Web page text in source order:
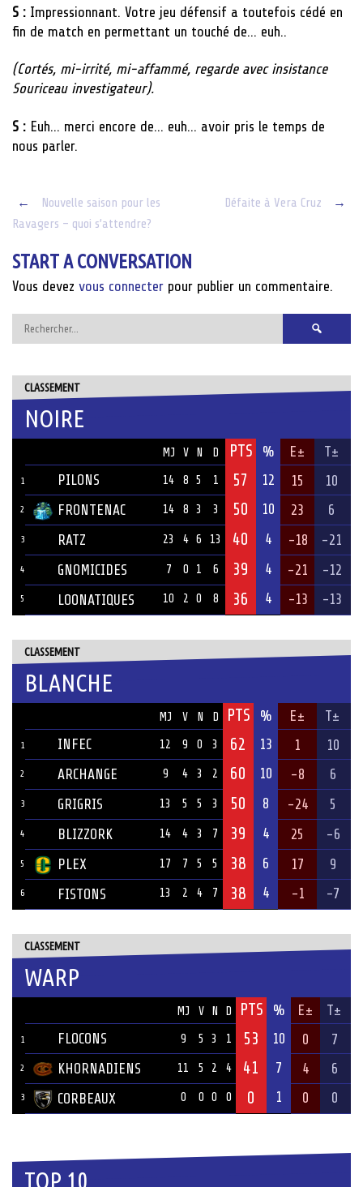
S : Impressionnant. Votre jeu défensif a toutefois cédé en
fin de match en permettant un touché de… euh..
(Cortés, mi-irrité, mi-affammé, regarde avec insistance
Souriceau investigateur).
S : Euh… merci encore de… euh… avoir pris le temps de
nous parler.
Post
←
Nouvelle saison pour les
Ravagers – quoi s’attendre?
Défaite à Vera Cruz →
START A CONVERSATION
Vous devez vous connecter pour publier un commentaire.
Rechercher :
CLASSEMENT
NOIRE
MJ V N D PTS % E± T±
1 PILONS 14 8 5 1 57 12 15 10
2 FRONTENAC 14 8 3 3 50 10 23 6
3 RATZ 23 4 6 13 40 4 -18 -21
4 GNOMICIDES 7 0 1 6 39 4 -21 -12
5 LOONATIQUES 10 2 0 8 36 4 -13 -13
CLASSEMENT
BLANCHE
MJ V N D PTS % E± T±
1 INFEC 12 9 0 3 62 13 1 10
2 ARCHANGE 9 4 3 2 60 10 -8 6
3 GRIGRIS 13 5 5 3 50 8 -24 5
4 BLIZZORK 14 4 3 7 39 4 25 -6
5 PLEX 17 7 5 5 38 6 17 9
6 FISTONS 13 2 4 7 38 4 -1 -7
CLASSEMENT
WARP
MJ V N D PTS % E± T±
1 FLOCONS 9 5 3 1 53 10 0 7
2 KHORNADIENS 11 5 2 4 41 7 4 6
3 CORBEAUX 0 0 0 0 0 1 0 0
TOP 10